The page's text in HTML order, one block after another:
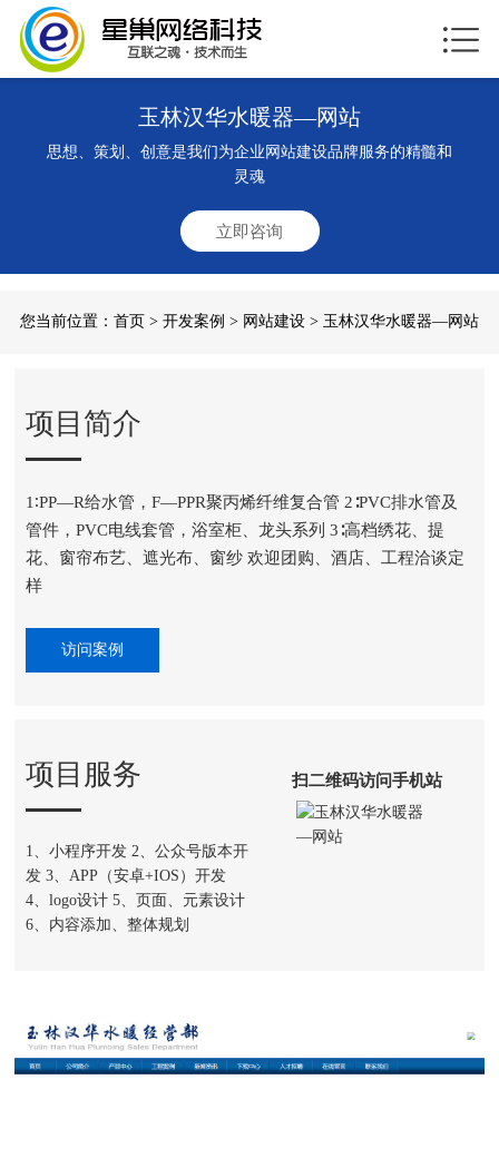
玉林汉华水暖器—网站
思想、策划、创意是我们为企业网站建设品牌服务的精髓和
灵魂
立即咨询
您当前位置： 首页 > 开发案例 > 网站建设 > 玉林汉华水暖器—网站
项目简介
1∶PP—R给水管，F―PPR聚丙烯纤维复合管 2∶PVC排水管及
管件，PVC电线套管，浴室柜、龙头系列 3∶高档绣花、提
花、窗帘布艺、遮光布、窗纱 欢迎团购、酒店、工程洽谈定
样
访问案例
项目服务
1、小程序开发 2、公众号版本开
发 3、APP（安卓+IOS）开发
4、logo设计 5、页面、元素设计
6、内容添加、整体规划
扫二维码访问手机站